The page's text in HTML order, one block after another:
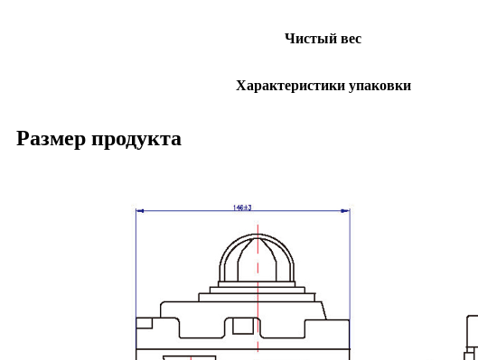
Чистый вес
Характеристики упаковки
Размер продукта